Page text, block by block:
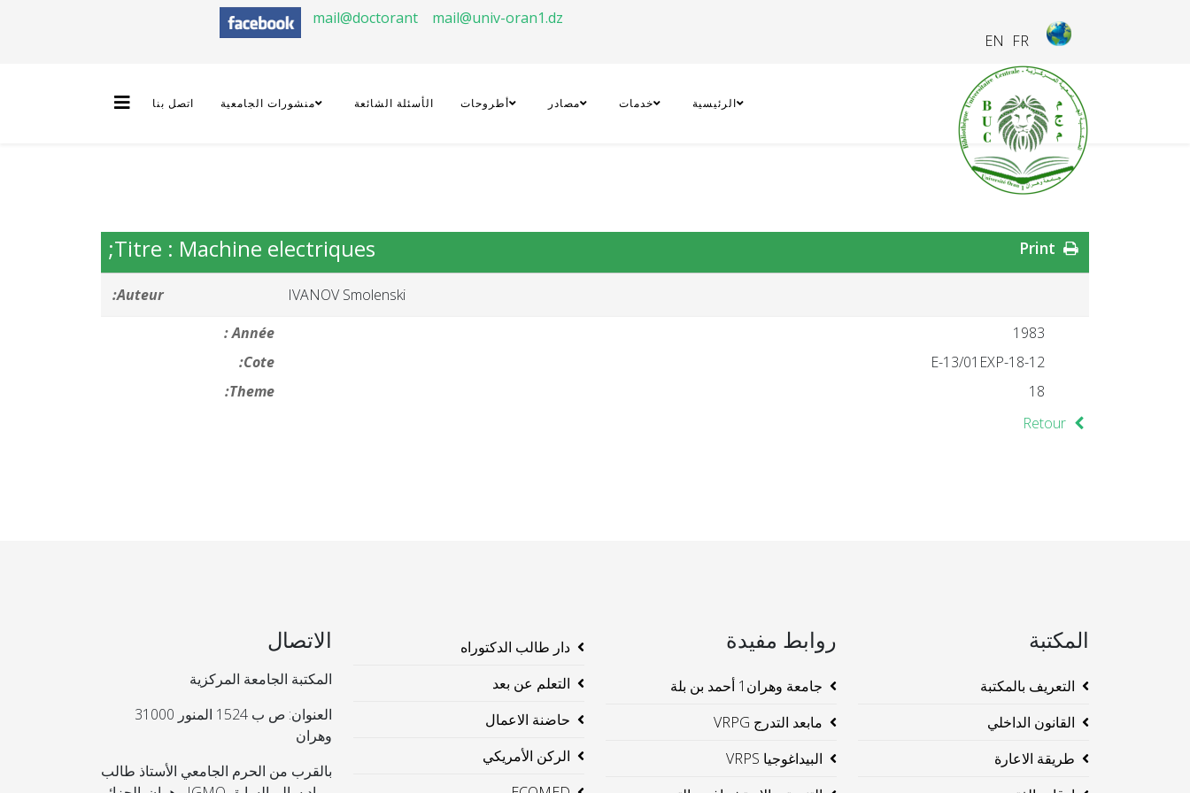
FR
EN
mail@doctorant mail@univ-oran1.dz
الرئيسية خدمات مصادر أطروحات الأسئلة الشائعة منشورات الجامعية اتصل بنا
Titre : Machine electriques;
Auteur:
IVANOV Smolenski
Année :
1983
Cote:
18-12-E-13/01EXP
Theme:
18
Retour
المكتبة
التعريف بالمكتبة
القانون الداخلي
طريقة الاعارة
روابط مفيدة
جامعة وهران1 أحمد بن بلة
مابعد التدرج VRPG
البيداغوجيا VRPS
دار طالب الدكتوراه
التعلم عن بعد
حاضنة الاعمال
الركن الأمريكي
الاتصال
المكتبة الجامعة المركزية
العنوان: ص ب 1524 المنور 31000
وهران
بالقرب من الحرم الجامعي الأستاذ طالب